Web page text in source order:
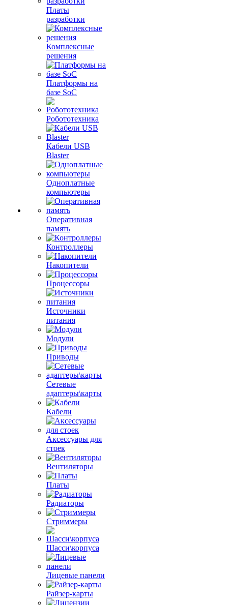
Платы
разработки
Комплексные
решения
Платформы на
базе SoC
Робототехника
Кабели USB
Blaster
Одноплатные
компьютеры
Оперативная
память
Контроллеры
Накопители
Процессоры
Источники
питания
Модули
Приводы
Сетевые
адаптеры\карты
Кабели
Аксессуары для
стоек
Вентиляторы
Платы
Радиаторы
Стриммеры
Шасси\корпуса
Лицевые панели
Райзер-карты